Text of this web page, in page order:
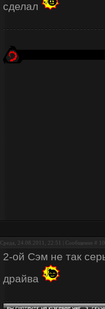
сделал
Среда, 24.08.2011, 22:51 | Сообщение #
2-ой Сэм не так
драйва